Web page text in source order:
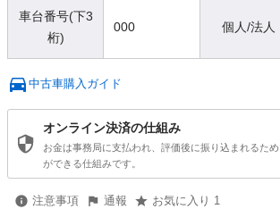
車台番号(下3
桁)
000 個人/法人
中古車購入ガイド
オンライン決済の仕組み
お金は事務局に支払われ、評価後に振り込まれるた
ができる仕組みです。
注意事項 通報 お気に入り 1